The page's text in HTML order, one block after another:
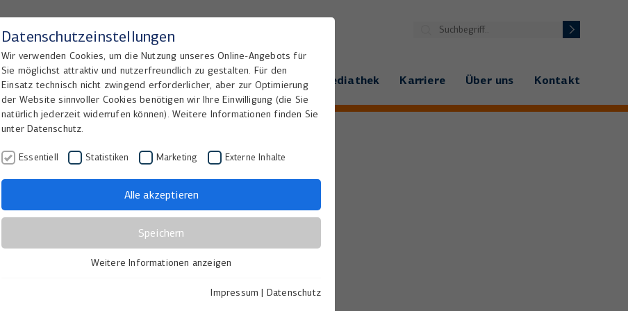
Home Lösungen Referenzen Mediathek Karriere Über uns Kontakt
Datenschutzeinstellungen
Wir verwenden Cookies, um die Nutzung unseres Online-Angebots für
Sie möglichst attraktiv und nutzerfreundlich zu gestalten. Für den
Einsatz technisch nicht zwingend erforderlicher, aber zur Optimierung
der Website sinnvoller Cookies benötigen wir Ihre Einwilligung (die Sie
natürlich jederzeit widerrufen können). Weitere Informationen finden Sie
unter Datenschutz.
Essentiell Statistiken Marketing Externe Inhalte
Alle akzeptieren
Speichern
Essentielle Cookies werden für grundlegende Funktionen der
Weitere Informationen anzeigen
Impressum | Datenschutz